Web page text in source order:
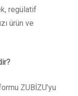
regülatif
ürün ve
ZUBİZU’yu